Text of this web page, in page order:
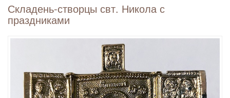
Складень-створцы свт. Никола с
праздниками